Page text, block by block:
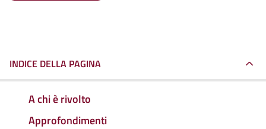
INDICE DELLA PAGINA
A chi è rivolto
Approfondimenti